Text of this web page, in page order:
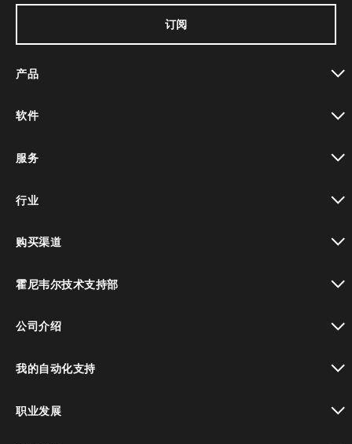
订阅
产品
软件
服务
行业
购买渠道
霍尼韦尔技术支持部
公司介绍
我的自动化支持
职业发展